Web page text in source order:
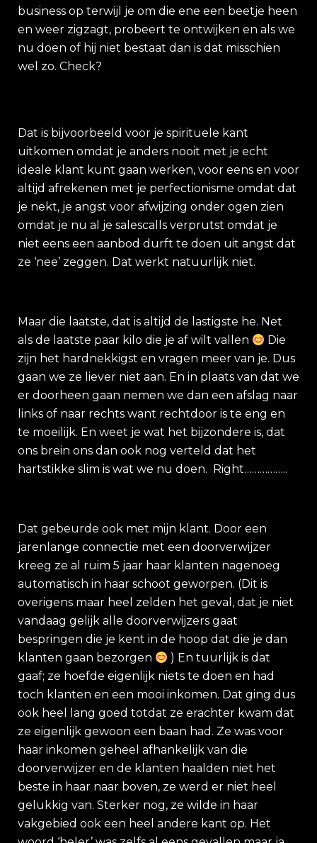
business op terwijl je om die ene een beetje heen
en weer zigzagt, probeert te ontwijken en als we
nu doen of hij niet bestaat dan is dat misschien
wel zo. Check?
Dat is bijvoorbeeld voor je spirituele kant
uitkomen omdat je anders nooit met je echt
ideale klant kunt gaan werken, voor eens en voor
altijd afrekenen met je perfectionisme omdat dat
je nekt, je angst voor afwijzing onder ogen zien
omdat je nu al je salescalls verprutst omdat je
niet eens een aanbod durft te doen uit angst dat
ze ‘nee’ zeggen. Dat werkt natuurlijk niet.
Maar die laatste, dat is altijd de lastigste he. Net
als de laatste paar kilo die je af wilt vallen
Die
zijn het hardnekkigst en vragen meer van je. Dus
gaan we ze liever niet aan. En in plaats van dat we
er doorheen gaan nemen we dan een afslag naar
links of naar rechts want rechtdoor is te eng en
te moeilijk. En weet je wat het bijzondere is, dat
ons brein ons dan ook nog verteld dat het
hartstikke slim is wat we nu doen. Right……………..
Dat gebeurde ook met mijn klant. Door een
jarenlange connectie met een doorverwijzer
kreeg ze al ruim 5 jaar haar klanten nagenoeg
automatisch in haar schoot geworpen. (Dit is
overigens maar heel zelden het geval, dat je niet
vandaag gelijk alle doorverwijzers gaat
bespringen die je kent in de hoop dat die je dan
klanten gaan bezorgen
) En tuurlijk is dat
gaaf; ze hoefde eigenlijk niets te doen en had
toch klanten en een mooi inkomen. Dat ging dus
ook heel lang goed totdat ze erachter kwam dat
ze eigenlijk gewoon een baan had. Ze was voor
haar inkomen geheel afhankelijk van die
doorverwijzer en de klanten haalden niet het
beste in haar naar boven, ze werd er niet heel
gelukkig van. Sterker nog, ze wilde in haar
vakgebied ook een heel andere kant op. Het